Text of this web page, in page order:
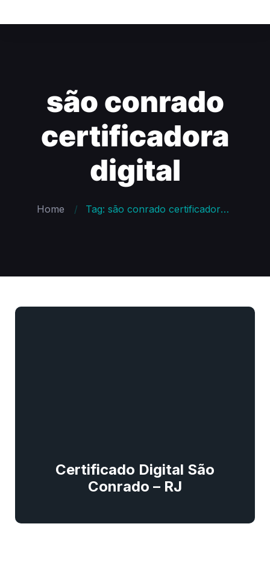
são conrado
certificadora
digital
Home Tag: são conrado certificadora digital
Certificado Digital São
Conrado – RJ